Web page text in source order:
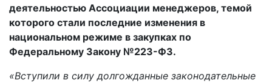
деятельностью Ассоциации менеджеров, темой
которого стали последние изменения в
национальном режиме в закупках по
Федеральному Закону №223-ФЗ.
«Вступили в силу долгожданные законодательные